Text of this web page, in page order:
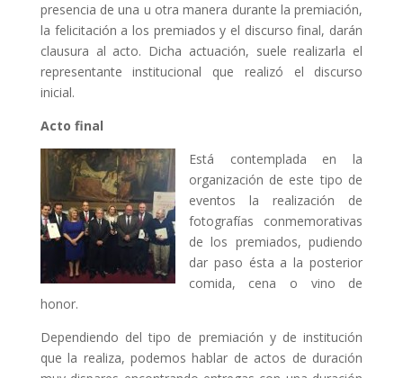
presencia de una u otra manera durante la premiación,
la felicitación a los premiados y el discurso final, darán
clausura al acto. Dicha actuación, suele realizarla el
representante institucional que realizó el discurso
inicial.
Acto final
Está contemplada en la
organización de este tipo de
eventos la realización de
fotografías conmemorativas
de los premiados, pudiendo
dar paso ésta a la posterior
comida, cena o vino de
honor.
Dependiendo del tipo de premiación y de institución
que la realiza, podemos hablar de actos de duración